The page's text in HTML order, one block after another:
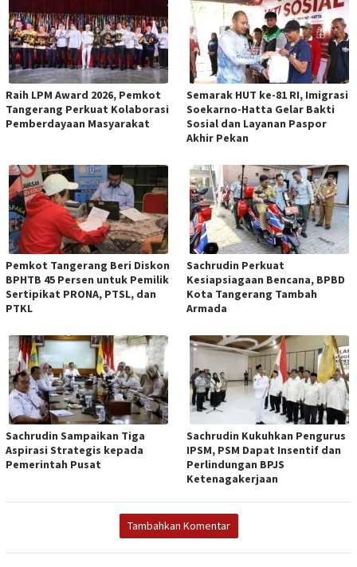
Raih LPM Award 2026, Pemkot
Tangerang Perkuat Kolaborasi
Pemberdayaan Masyarakat
Semarak HUT ke-81 RI, Imigrasi
Soekarno-Hatta Gelar Bakti
Sosial dan Layanan Paspor
Akhir Pekan
Pemkot Tangerang Beri Diskon
BPHTB 45 Persen untuk Pemilik
Sertipikat PRONA, PTSL, dan
PTKL
Sachrudin Perkuat
Kesiapsiagaan Bencana, BPBD
Kota Tangerang Tambah
Armada
Sachrudin Sampaikan Tiga
Aspirasi Strategis kepada
Pemerintah Pusat
Sachrudin Kukuhkan Pengurus
IPSM, PSM Dapat Insentif dan
Perlindungan BPJS
Ketenagakerjaan
Tambahkan Komentar